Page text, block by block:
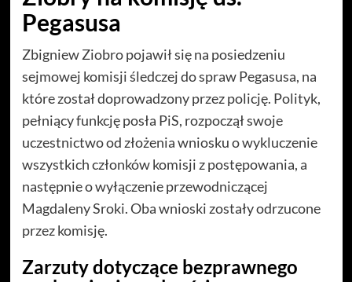
Pegasusa
Zbigniew Ziobro pojawił się na posiedzeniu
sejmowej komisji śledczej do spraw Pegasusa, na
które został doprowadzony przez policję. Polityk,
pełniący funkcję posła PiS, rozpoczął swoje
uczestnictwo od złożenia wniosku o wykluczenie
wszystkich członków komisji z postępowania, a
następnie o wyłączenie przewodniczącej
Magdaleny Sroki. Oba wnioski zostały odrzucone
przez komisję.
Zarzuty dotyczące bezprawnego